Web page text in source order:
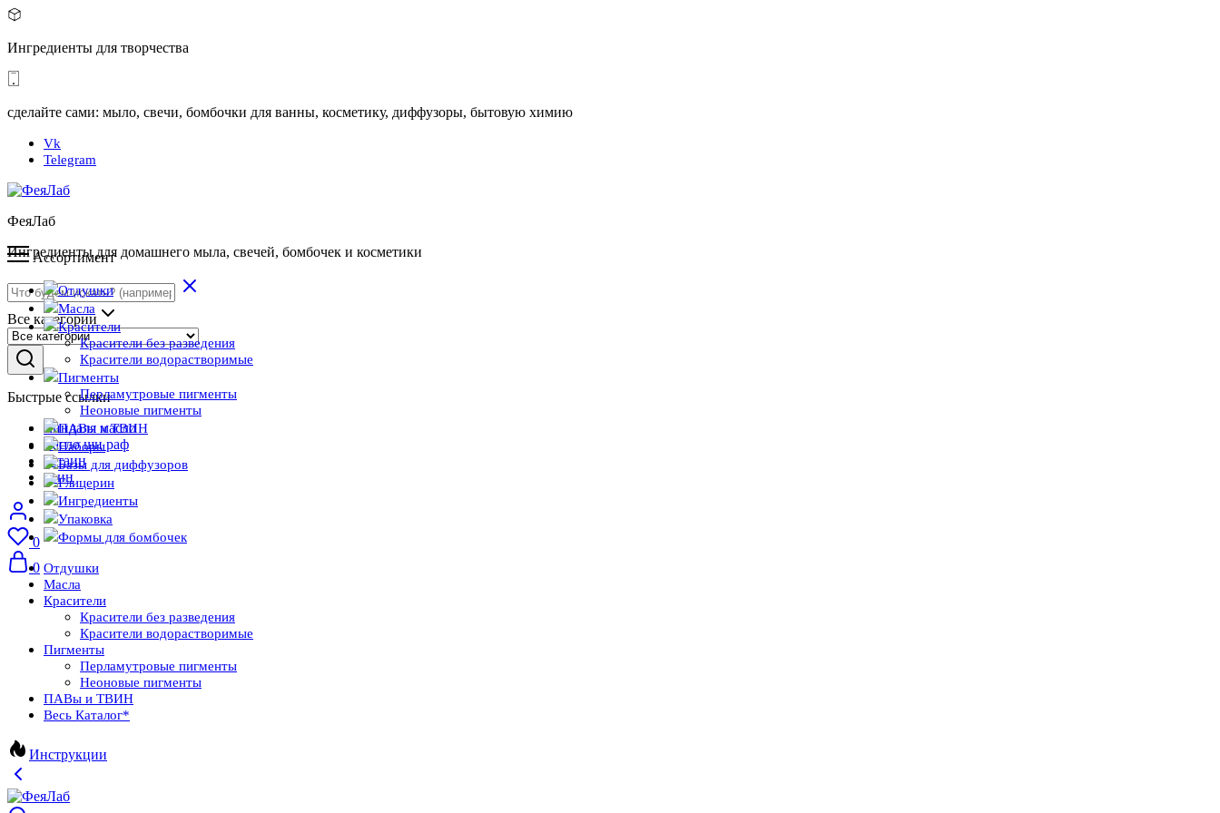
Ингредиенты для творчества
сделайте сами: мыло, свечи, бомбочки для ванны, косметику, диффузоры, бытовую химию
Vk
Telegram
ФеяЛаб
Ингредиенты для домашнего мыла, свечей, бомбочек и косметики
Все категории
Быстрые ссылки
миндаля масло
масло ши раф
бетаин
твин
0
0
Ассортимент
Отдушки
Масла
Красители
Красители без разведения
Красители водорастворимые
Пигменты
Перламутровые пигменты
Неоновые пигменты
ПАВы и ТВИН
Наборы
Базы для диффузоров
Глицерин
Ингредиенты
Упаковка
Формы для бомбочек
Отдушки
Масла
Красители
Красители без разведения
Красители водорастворимые
Пигменты
Перламутровые пигменты
Неоновые пигменты
ПАВы и ТВИН
Весь Каталог*
Инструкции